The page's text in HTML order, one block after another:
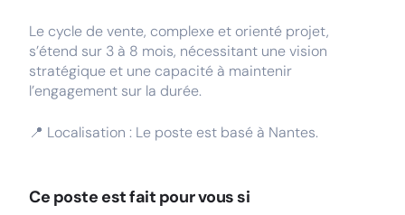
Le cycle de vente, complexe et orienté projet,
s’étend sur 3 à 8 mois, nécessitant une vision
stratégique et une capacité à maintenir
l’engagement sur la durée.
📍 Localisation : Le poste est basé à Nantes.
Ce poste est fait pour vous si